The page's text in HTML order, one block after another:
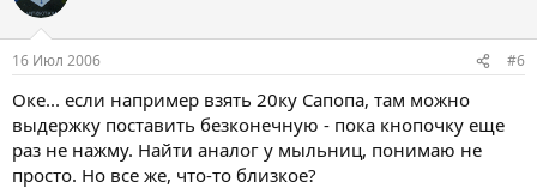
16 Июл 2006 #6
Оке... если например взять 20ку Сапопа, там можно
выдержку поставить безконечную - пока кнопочку еще
раз не нажму. Найти аналог у мыльниц, понимаю не
просто. Но все же, что-то близкое?